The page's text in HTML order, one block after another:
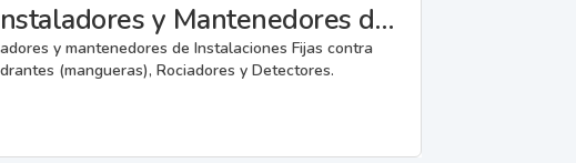
Fabricantes, Reparadores, Instaladores y Mantenedores de Instalaciones Fijas contra Incendios.
y mantenedores de Instalaciones Fijas contra
(mangueras), Rociadores y Detectores.